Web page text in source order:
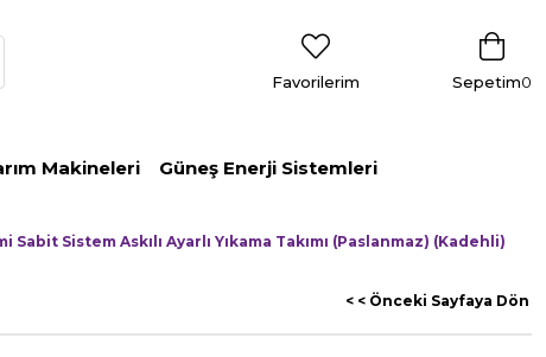
Sepetim0
Favorilerim
Makineleri Güneş Enerji Sistemleri
Sabit Sistem Askılı Ayarlı Yıkama Takımı (Paslanmaz) (Kadehli)
< < Önceki Sayfaya Dön